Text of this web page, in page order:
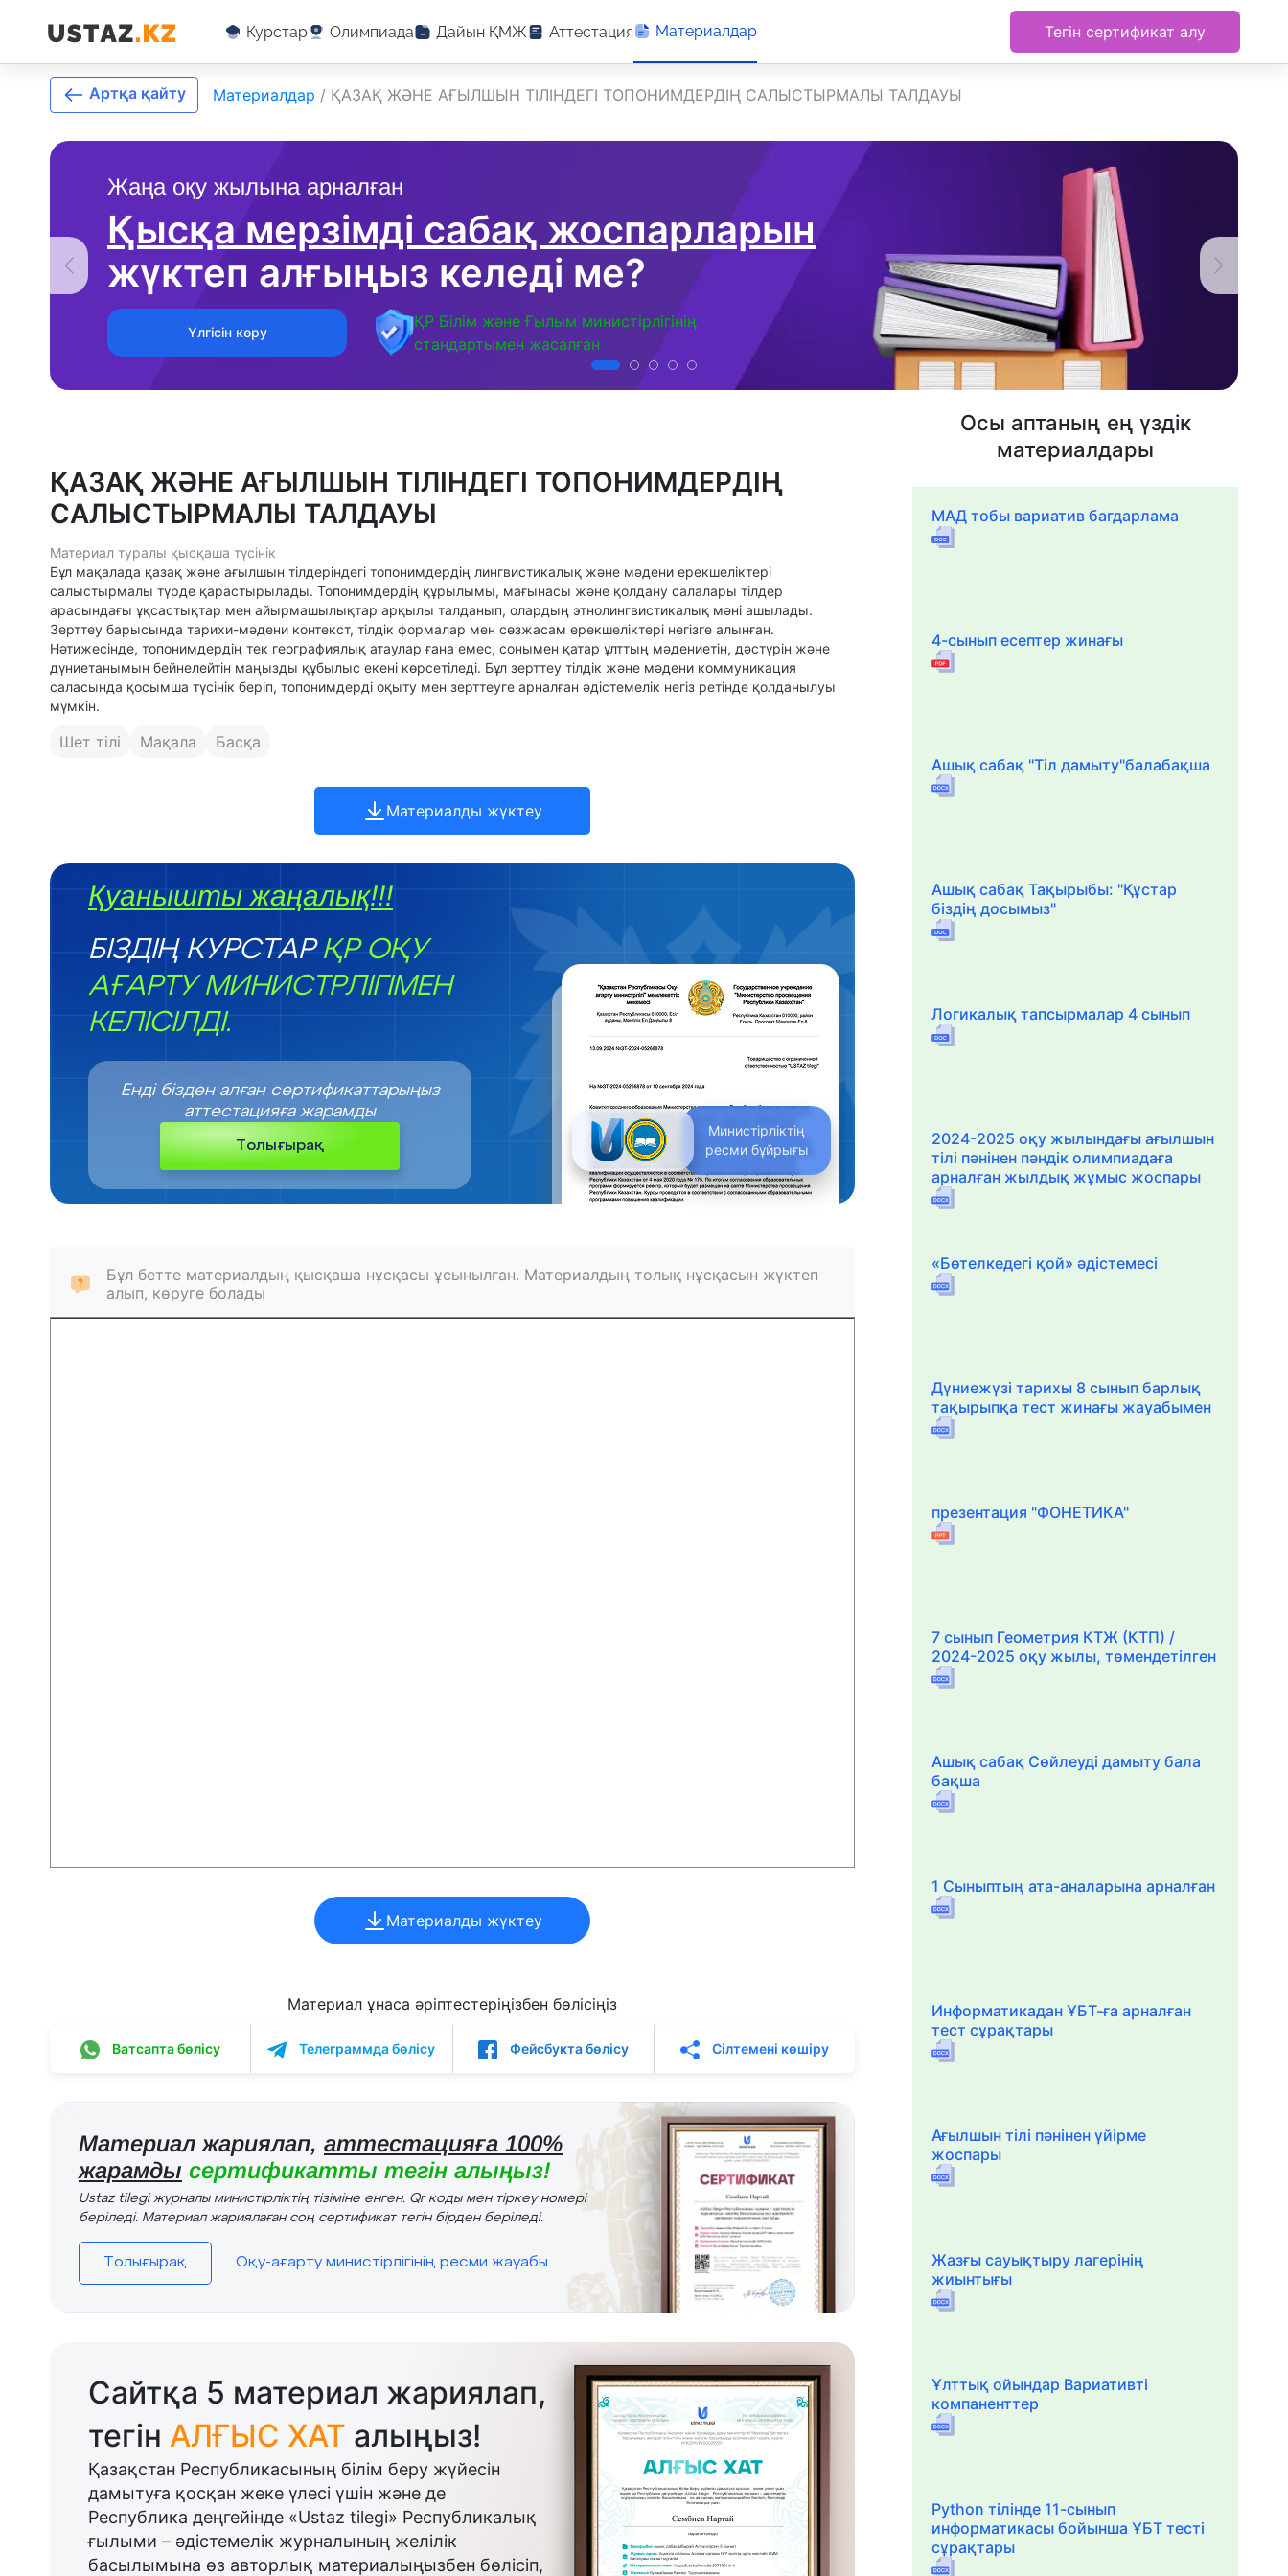
Курстар Олимпиада Дайын ҚМЖ Аттестация Материалдар Тегін сертификат алу
Жаңа оқу жылына арналған
Қысқа мерзімді сабақ жоспарларын
жүктеп алғыңыз келеді ме?
Үлгісін көру
ҚР Білім және Ғылым министірлігінің
стандартымен жасалған
Артқа қайту Материалдар / ҚАЗАҚ ЖӘНЕ АҒЫЛШЫН ТІЛІНДЕГІ ТОПОНИМДЕРДІҢ САЛЫСТЫРМАЛЫ ТАЛДАУЫ
ҚАЗАҚ ЖӘНЕ АҒЫЛШЫН ТІЛІНДЕГІ ТОПОНИМДЕРДІҢ
САЛЫСТЫРМАЛЫ ТАЛДАУЫ
Материал туралы қысқаша түсінік
Бұл мақалада қазақ және ағылшын тілдеріндегі топонимдердің лингвистикалық және мәдени ерекшеліктері
салыстырмалы түрде қарастырылады. Топонимдердің құрылымы, мағынасы және қолдану салалары тілдер
арасындағы ұқсастықтар мен айырмашылықтар арқылы талданып, олардың этнолингвистикалық мәні ашылады.
Зерттеу барысында тарихи-мәдени контекст, тілдік формалар мен сөзжасам ерекшеліктері негізге алынған.
Нәтижесінде, топонимдердің тек географиялық атаулар ғана емес, сонымен қатар ұлттың мәдениетін, дәстүрін және
дүниетанымын бейнелейтін маңызды құбылыс екені көрсетіледі. Бұл зерттеу тілдік және мәдени коммуникация
саласында қосымша түсінік беріп, топонимдерді оқыту мен зерттеуге арналған әдістемелік негіз ретінде қолданылуы
мүмкін.
Шет тілі Мақала Басқа
Материалды жүктеу
Қуанышты жаңалық!!!
БІЗДІҢ КУРСТАР ҚР ОҚУ
АҒАРТУ МИНИСТРЛІГІМЕН
КЕЛІСІЛДІ.
Министірліктің
ресми бұйрығы
Енді бізден алған сертификаттарыңыз
аттестацияға жарамды
Толығырақ
Бұл бетте материалдың қысқаша нұсқасы ұсынылған. Материалдың толық нұсқасын жүктеп
алып, көруге болады
Материалды жүктеу
Материал ұнаса әріптестеріңізбен бөлісіңіз
Ватсапта бөлісу Телеграммда бөлісу Фейсбукта бөлісу Сілтемені көшіру
Материал жариялап, аттестацияға 100%
жарамды сертификатты тегін алыңыз!
Ustaz tilegi журналы министірліктің тізіміне енген. Qr коды мен тіркеу номері
беріледі. Материал жариялаған соң сертификат тегін бірден беріледі.
Толығырақ Оқу-ағарту министірлігінің ресми жауабы
Сайтқа 5 материал жариялап,
тегін АЛҒЫС ХАТ алыңыз!
Қазақстан Республикасының білім беру жүйесін
дамытуға қосқан жеке үлесі үшін және де
Республика деңгейінде «Ustaz tilegi» Республикалық
ғылыми – әдістемелік журналының желілік
басылымына өз авторлық материалыңызбен бөлісіп,
Осы аптаның ең үздік
материалдары
МАД тобы вариатив бағдарлама
4-сынып есептер жинағы
Ашық сабақ "Тіл дамыту"балабақша
Ашық сабақ Тақырыбы: "Құстар
біздің досымыз"
Логикалық тапсырмалар 4 сынып
2024-2025 оқу жылындағы ағылшын
тілі пәнінен пәндік олимпиадаға
арналған жылдық жұмыс жоспары
«Бөтелкедегі қой» әдістемесі
Дүниежүзі тарихы 8 сынып барлық
тақырыпқа тест жинағы жауабымен
презентация "ФОНЕТИКА"
7 сынып Геометрия КТЖ (КТП) /
2024-2025 оқу жылы, төмендетілген
Ашық сабақ Сөйлеуді дамыту бала
бақша
1 Сыныптың ата-аналарына арналған
Информатикадан ҰБТ-ға арналған
тест сұрақтары
Ағылшын тілі пәнінен үйірме
жоспары
Жазғы сауықтыру лагерінің
жиынтығы
Ұлттық ойындар Вариативті
компаненттер
Python тілінде 11-сынып
информатикасы бойынша ҰБТ тесті
сұрақтары